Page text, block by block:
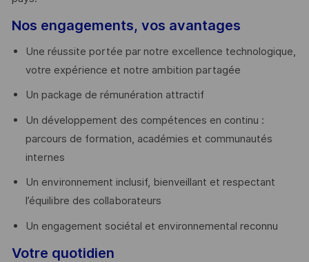
Nos engagements, vos avantages
Une réussite portée par notre excellence technologique,
votre expérience et notre ambition partagée
Un package de rémunération attractif
Un développement des compétences en continu :
parcours de formation, académies et communautés
internes
Un environnement inclusif, bienveillant et respectant
l’équilibre des collaborateurs
Un engagement sociétal et environnemental reconnu
Votre quotidien